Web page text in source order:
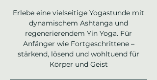
Erlebe eine vielseitige Yogastunde mit
dynamischem Ashtanga und
regenerierendem Yin Yoga. Für
Anfänger wie Fortgeschrittene –
stärkend, lösend und wohltuend für
Körper und Geist